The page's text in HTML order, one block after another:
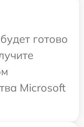
готово
Microsoft